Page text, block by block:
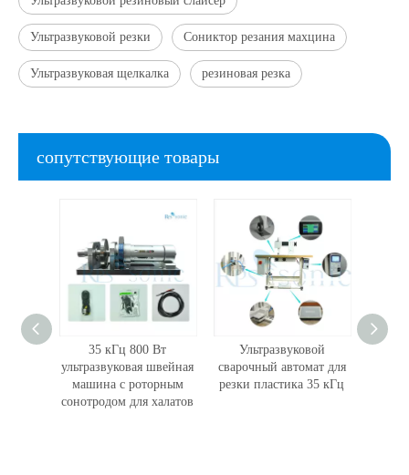
Ультразвуковой резки Сониктор резания махцина
Ультразвуковая щелкалка резиновая резка
сопутствующие товары
35 кГц 800 Вт
ультразвуковая швейная
машина с роторным
сонотродом для халатов
Ультразвуковой
сварочный автомат для
резки пластика 35 кГц